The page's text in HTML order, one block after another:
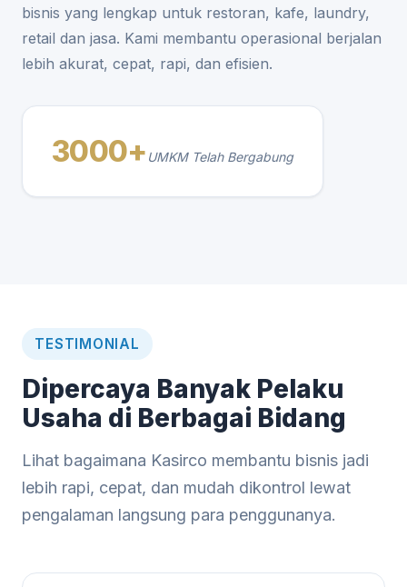
bisnis yang lengkap untuk restoran, kafe, laundry,
retail dan jasa. Kami membantu operasional berjalan
lebih akurat, cepat, rapi, dan efisien.
3000+ UMKM Telah Bergabung
TESTIMONIAL
Dipercaya Banyak Pelaku
Usaha di Berbagai Bidang
Lihat bagaimana Kasirco membantu bisnis jadi
lebih rapi, cepat, dan mudah dikontrol lewat
pengalaman langsung para penggunanya.